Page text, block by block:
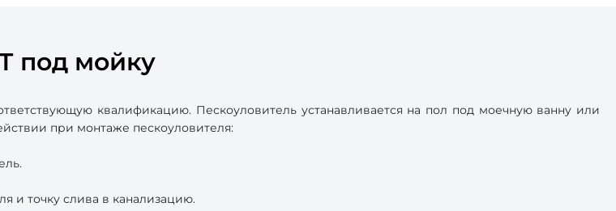
под мойку
квалификацию. Пескоуловитель устанавливается на пол под моечную ванну или
при монтаже пескоуловителя:
и точку слива в канализацию.